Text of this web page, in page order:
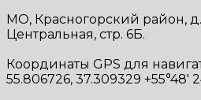
МО, Красногорский район, д.
Центральная, стр. 6Б.
Координаты GPS для
55.806726, 37.309329 +55°48'